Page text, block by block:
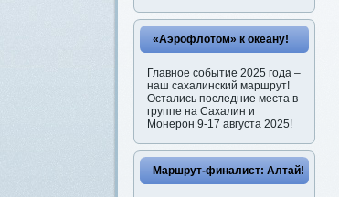
«Аэрофлотом» к океану!
Главное событие 2025 года –
наш сахалинский маршрут!
Остались последние места в
группе на Сахалин и
Монерон 9-17 августа 2025!
Маршрут-финалист: Алтай!